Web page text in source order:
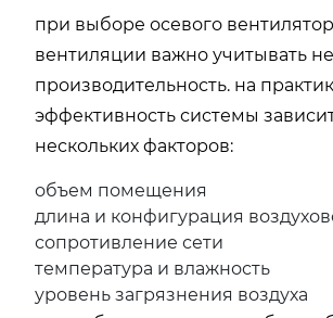
при выборе осевого
вентиляции важно учитывать
производительность. на
эффективность системы
нескольких факторов:
объем помещения
длина и конфигурация
сопротивление сети
температура и влажность
уровень загрязнения воздуха